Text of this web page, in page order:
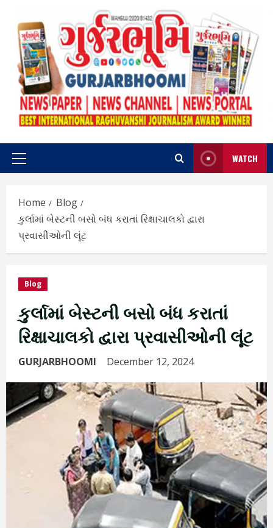
content
Primary
WATCH
Home
Blog
કુર્લામાં બેસ્ટની બસો બંધ કરાતાં રિક્ષાચાલકો દ્વારા
પ્રવાસીઓની લૂંટ
Blog
કુર્લામાં બેસ્ટની બસો બંધ કરાતાં
રિક્ષાચાલકો દ્વારા પ્રવાસીઓની લૂંટ
GURJARBHOOMI December 12, 2024